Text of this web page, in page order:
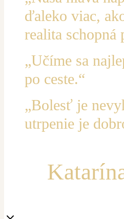
ďaleko viac,
realita schopná
„Učíme sa
po ceste.“
„Bolesť je
utrpenie je